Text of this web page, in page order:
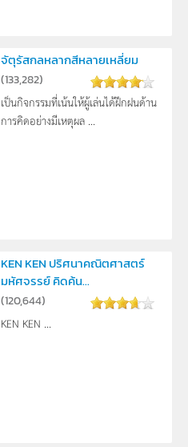
จัตุรัสกลหลากสีหลายเหลี่ยม
(133,282)
เป็นกิจกรรมที่เน้นให้ผู้เล่นได้ฝึกฝนด้าน
การคิดอย่างมีเหตุผล ...
KEN KEN ปริศนาคณิตศาสตร์
มหัศจรรย์ คิดค้น...
(120,644)
KEN KEN ...